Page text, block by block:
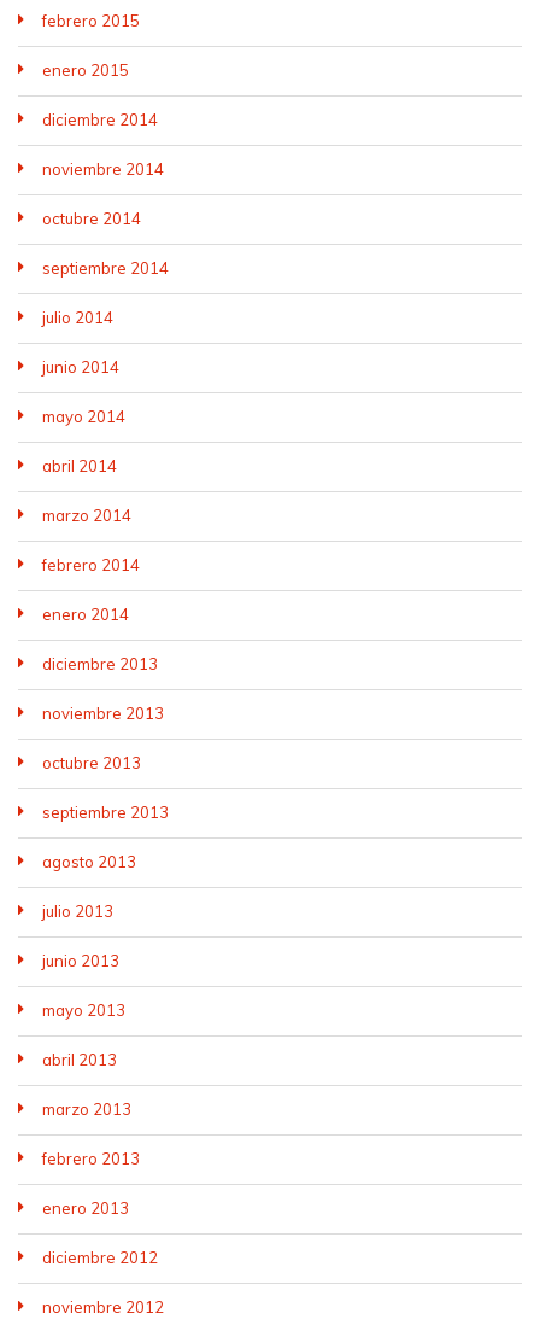
febrero 2015
enero 2015
diciembre 2014
noviembre 2014
octubre 2014
septiembre 2014
julio 2014
junio 2014
mayo 2014
abril 2014
marzo 2014
febrero 2014
enero 2014
diciembre 2013
noviembre 2013
octubre 2013
septiembre 2013
agosto 2013
julio 2013
junio 2013
mayo 2013
abril 2013
marzo 2013
febrero 2013
enero 2013
diciembre 2012
noviembre 2012